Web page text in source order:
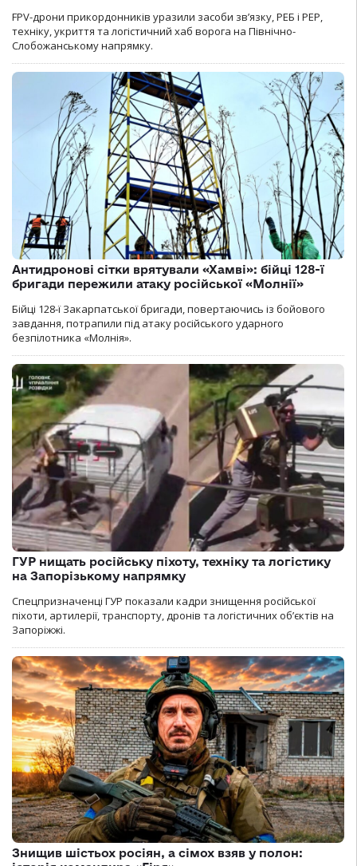
FPV-дрони прикордонників уразили засоби зв’язку, РЕБ і РЕР,
техніку, укриття та логістичний хаб ворога на Північно-
Слобожанському напрямку.
Антидронові сітки врятували «Хамві»: бійці 128-ї
бригади пережили атаку російської «Молнії»
Бійці 128-ї Закарпатської бригади, повертаючись із бойового
завдання, потрапили під атаку російського ударного
безпілотника «Молнія».
ГУР нищать російську піхоту, техніку та логістику
на Запорізькому напрямку
Спецпризначенці ГУР показали кадри знищення російської
піхоти, артилерії, транспорту, дронів та логістичних об’єктів на
Запоріжжі.
Знищив шістьох росіян, а сімох взяв у полон: